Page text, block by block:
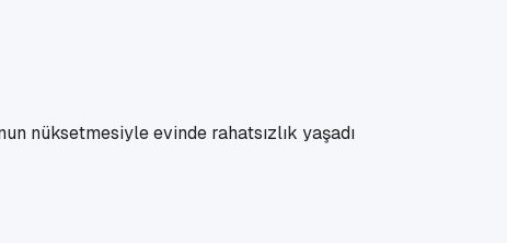
nüksetmesiyle evinde rahatsızlık yaşadı